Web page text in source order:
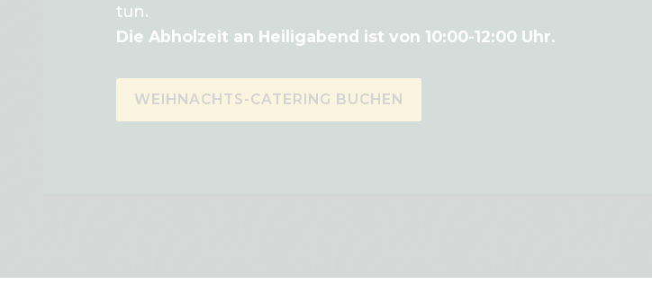
tun.
Die Abholzeit an Heiligabend ist von 10:00-12:00 Uhr.
WEIHNACHTS-CATERING BUCHEN